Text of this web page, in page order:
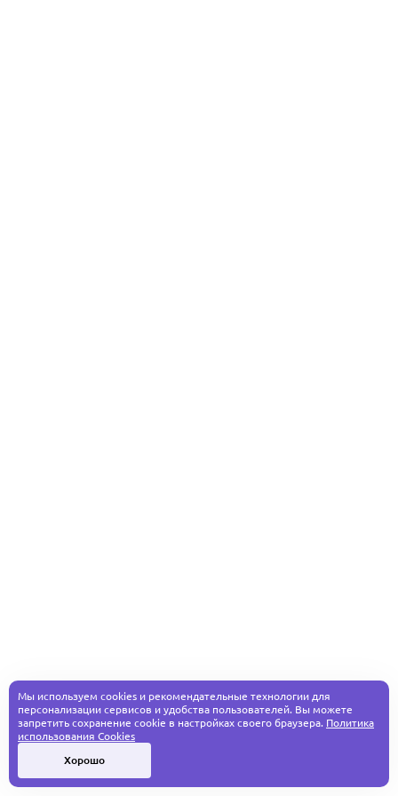
Мы используем cookies и рекомендательные технологии для
персонализации сервисов и удобства пользователей. Вы можете
запретить сохранение cookie в настройках своего браузера. Политика
использования Cookies
Хорошо